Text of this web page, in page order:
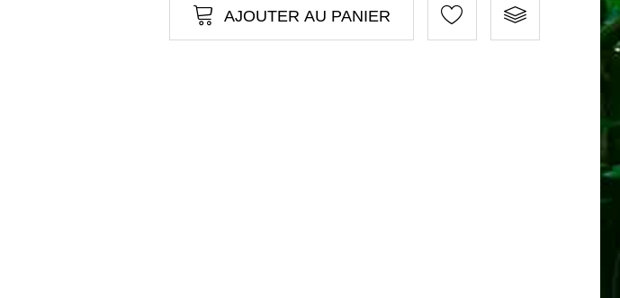
AJOUTER AU PANIER